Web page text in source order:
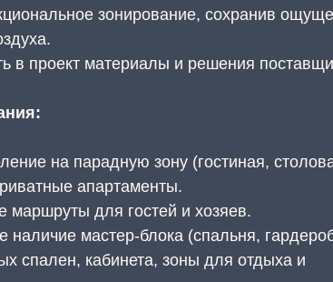
зонирование, сохранив
в проект материалы и решения
на парадную зону (гостиная,
апартаменты.
для гостей и хозяев.
наличие мастер-блока (спальня,
спален, кабинета, зоны для отдыха и